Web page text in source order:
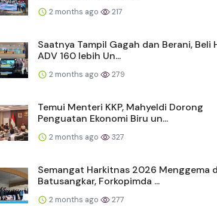
2 months ago 217
Saatnya Tampil Gagah dan Berani, Beli
ADV 160 lebih Un...
2 months ago 279
Temui Menteri KKP, Mahyeldi Dorong
Penguatan Ekonomi Biru un...
2 months ago 327
Semangat Harkitnas 2026 Menggema
Batusangkar, Forkopimda ...
2 months ago 277